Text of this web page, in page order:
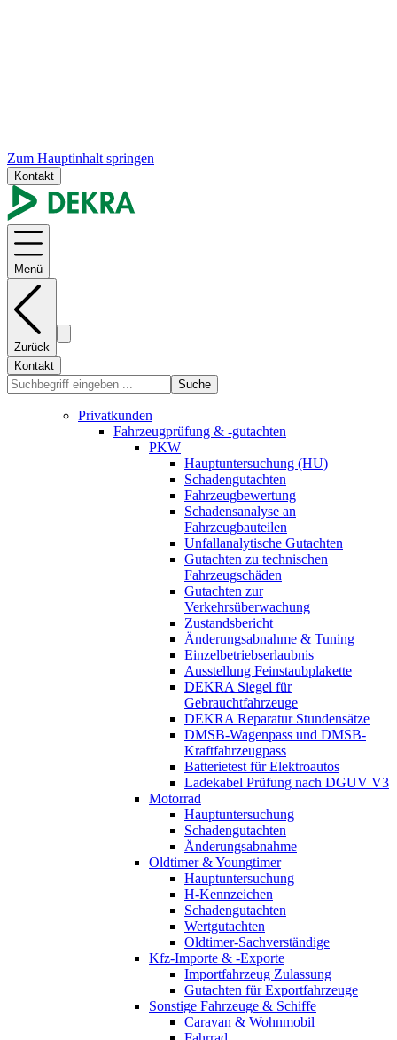
Zum Hauptinhalt springen
Kontakt
Menü
Zurück
Kontakt
Suche
Privatkunden
Fahrzeugprüfung & -gutachten
PKW
Hauptuntersuchung (HU)
Schadengutachten
Fahrzeugbewertung
Schadensanalyse an
Fahrzeugbauteilen
Unfallanalytische Gutachten
Gutachten zu technischen
Fahrzeugschäden
Gutachten zur
Verkehrsüberwachung
Zustandsbericht
Änderungsabnahme & Tuning
Einzelbetriebserlaubnis
Ausstellung Feinstaubplakette
DEKRA Siegel für
Gebrauchtfahrzeuge
DEKRA Reparatur Stundensätze
DMSB-Wagenpass und DMSB-
Kraftfahrzeugpass
Batterietest für Elektroautos
Ladekabel Prüfung nach DGUV V3
Motorrad
Hauptuntersuchung
Schadengutachten
Änderungsabnahme
Oldtimer & Youngtimer
Hauptuntersuchung
H-Kennzeichen
Schadengutachten
Wertgutachten
Oldtimer-Sachverständige
Kfz-Importe & -Exporte
Importfahrzeug Zulassung
Gutachten für Exportfahrzeuge
Sonstige Fahrzeuge & Schiffe
Caravan & Wohnmobil